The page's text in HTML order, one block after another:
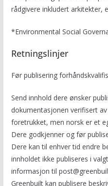
rådgivere inkludert arkitekter,
*Environmental Social
Retningslinjer
Før publisering
Send innhold dere ønsker
dokumentasjonen verifisert
foretrukket, men norsk er et
Dere godkjenner og før
Dere kan til enhver tid endre
innholdet ikke publiseres i
informasjon til
Greenbuilt kan publisere